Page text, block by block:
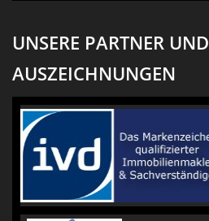
UNSERE PARTNER UND
AUSZEICHNUNGEN